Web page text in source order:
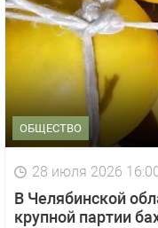
ОБЩЕСТВО
28 июля 2026
В Челябинской
крупной партии